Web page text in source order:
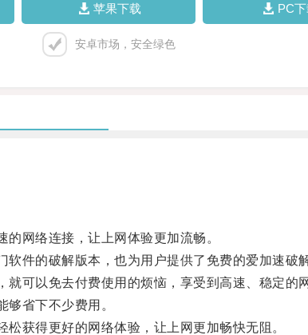
苹果下载 PC
安卓市场，安全绿色
网络连接，让上网体验更加流畅。
的破解版本，也为用户提供了免费的爱加速破解
以免去付费使用的烦恼，享受到高速、稳定的网
省下不少费用。
获得更好的网络体验，让上网更加畅快无阻。